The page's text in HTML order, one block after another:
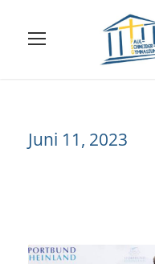
Juni 11, 2023